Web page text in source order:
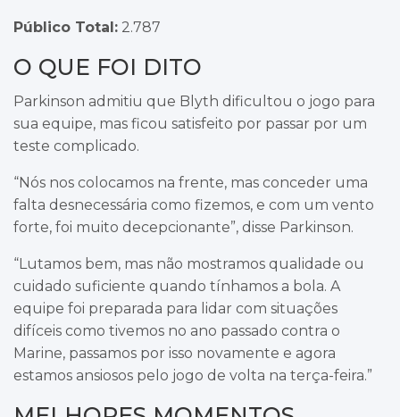
Público Total: 2.787
O QUE FOI DITO
Parkinson admitiu que Blyth dificultou o jogo para
sua equipe, mas ficou satisfeito por passar por um
teste complicado.
“Nós nos colocamos na frente, mas conceder uma
falta desnecessária como fizemos, e com um vento
forte, foi muito decepcionante”, disse Parkinson.
“Lutamos bem, mas não mostramos qualidade ou
cuidado suficiente quando tínhamos a bola. A
equipe foi preparada para lidar com situações
difíceis como tivemos no ano passado contra o
Marine, passamos por isso novamente e agora
estamos ansiosos pelo jogo de volta na terça-feira.”